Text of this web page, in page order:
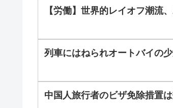
【労働】世界的レイオフ潮流
列車にはねられオートバイの
中国人旅行者のビザ免除措置